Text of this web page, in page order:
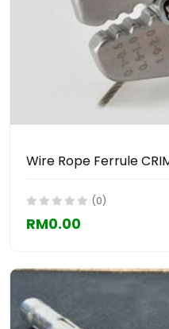
Wire Rope Ferrule
(0)
RM0.00